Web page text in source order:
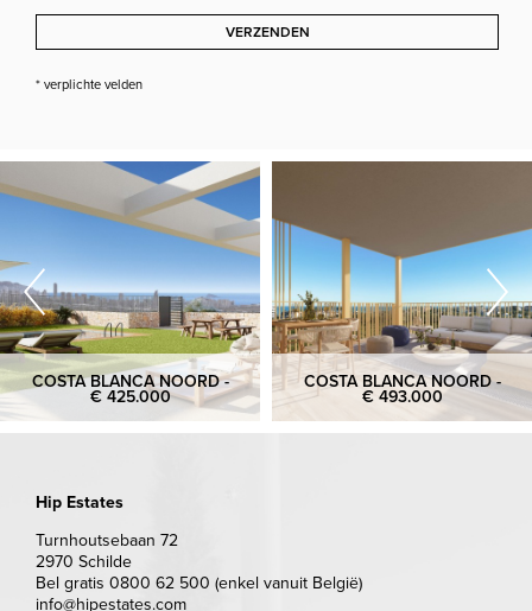
VERZENDEN
* verplichte velden
COSTA BLANCA NOORD -
€ 425.000
COSTA BLANCA NOORD -
€ 493.000
Hip Estates
Turnhoutsebaan 72
2970 Schilde
Bel gratis 0800 62 500 (enkel vanuit België)
info@hipestates.com